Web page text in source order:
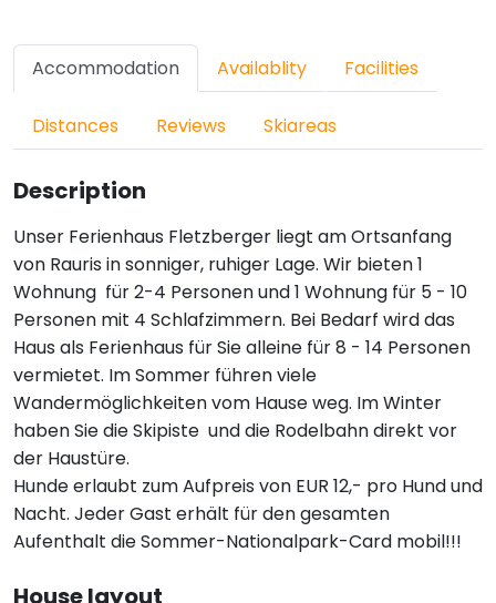
Accommodation Availablity Facilities
Distances Reviews Skiareas
Description
Unser Ferienhaus Fletzberger liegt am Ortsanfang
von Rauris in sonniger, ruhiger Lage. Wir bieten 1
Wohnung für 2-4 Personen und 1 Wohnung für 5 - 10
Personen mit 4 Schlafzimmern. Bei Bedarf wird das
Haus als Ferienhaus für Sie alleine für 8 - 14 Personen
vermietet. Im Sommer führen viele
Wandermöglichkeiten vom Hause weg. Im Winter
haben Sie die Skipiste und die Rodelbahn direkt vor
der Haustüre.
Hunde erlaubt zum Aufpreis von EUR 12,- pro Hund und
Nacht. Jeder Gast erhält für den gesamten
Aufenthalt die Sommer-Nationalpark-Card mobil!!!
House layout